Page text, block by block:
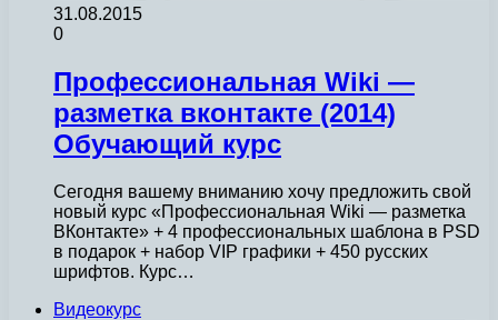
31.08.2015
0
Профессиональная Wiki —
разметка вконтакте (2014)
Обучающий курс
Сегодня вашему вниманию хочу предложить свой
новый курс «Профессиональная Wiki — разметка
ВКонтакте» + 4 профессиональных шаблона в PSD
в подарок + набор VIP графики + 450 русских
шрифтов. Курс…
Видеокурс